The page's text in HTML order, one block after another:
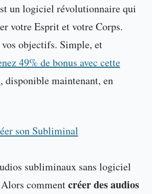
un logiciel révolutionnaire qui
votre Esprit et votre Corps.
objectifs. Simple, et
49% de bonus avec cette
, disponible maintenant, en
son Subliminal
subliminaux sans logiciel
commentcréer des audios